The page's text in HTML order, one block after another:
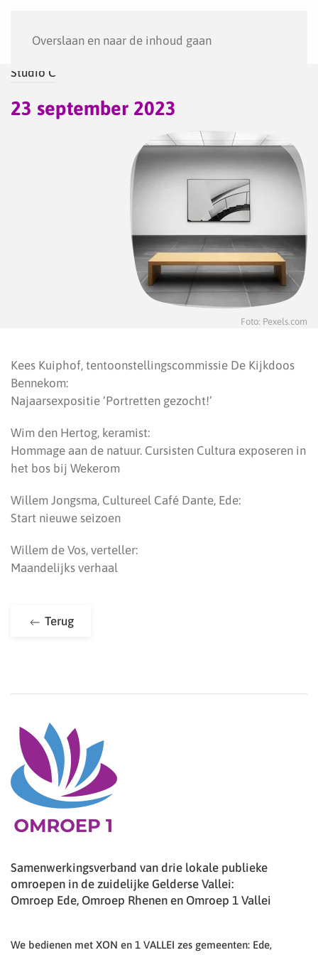
Overslaan en naar de inhoud gaan
Studio C
23 september 2023
Foto: Pexels.com
Kees Kuiphof, tentoonstellingscommissie De Kijkdoos
Bennekom:
Najaarsexpositie ‘Portretten gezocht!’
Wim den Hertog, keramist:
Hommage aan de natuur. Cursisten Cultura exposeren in
het bos bij Wekerom
Willem Jongsma, Cultureel Café Dante, Ede:
Start nieuwe seizoen
Willem de Vos, verteller:
Maandelijks verhaal
Terug
Samenwerkingsverband van drie lokale publieke
omroepen in de zuidelijke Gelderse Vallei:
Omroep Ede, Omroep Rhenen en Omroep 1 Vallei
We bedienen met XON en 1 VALLEI zes gemeenten: Ede,